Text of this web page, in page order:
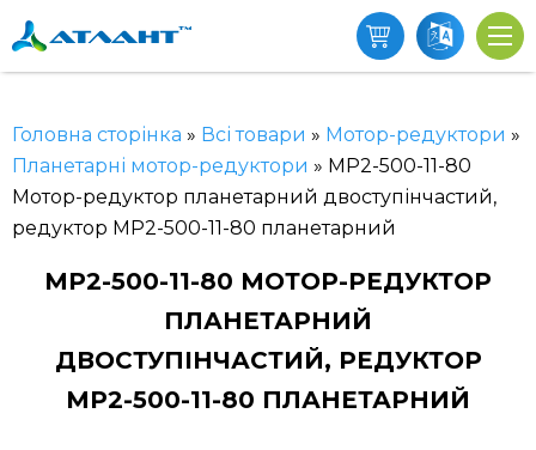
Головна сторінка » Всі товари » Мотор-редуктори »
Планетарні мотор-редуктори » МР2-500-11-80
Мотор-редуктор планетарний двоступінчастий,
редуктор МР2-500-11-80 планетарний
МР2-500-11-80 МОТОР-РЕДУКТОР
ПЛАНЕТАРНИЙ
ДВОСТУПІНЧАСТИЙ, РЕДУКТОР
МР2-500-11-80 ПЛАНЕТАРНИЙ